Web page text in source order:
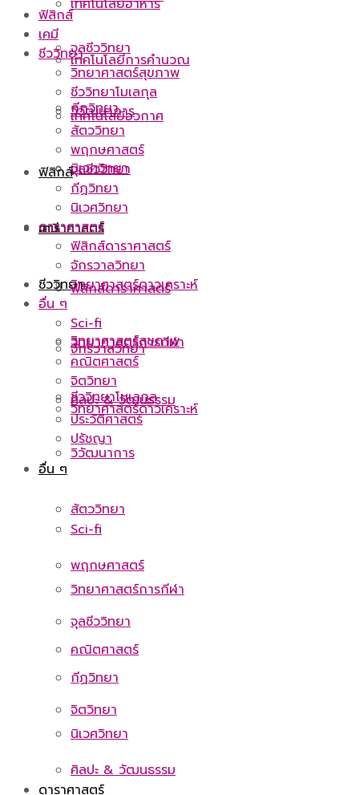
จุลชีววิทยา
กีฏวิทยา
นิเวศวิทยา
ดาราศาสตร์
ฟิสิกส์ดาราศาสตร์
จักรวาลวิทยา
วิทยาศาสตร์ดาวเคราะห์
อื่น ๆ
Sci-fi
วิทยาศาสตร์การกีฬา
คณิตศาสตร์
จิตวิทยา
ศิลปะ & วัฒนธรรม
เทคโนโลยีอาหาร
เทคโนโลยีการคำนวณ
เทคโนโลยีอวกาศ
ฟิสิกส์
เคมี
ชีววิทยา
วิทยาศาสตร์สุขภาพ
ชีววิทยาโมเลกุล
วิวัฒนาการ
สัตววิทยา
พฤกษศาสตร์
จุลชีววิทยา
กีฏวิทยา
นิเวศวิทยา
ดาราศาสตร์
ฟิสิกส์
เคมี
ชีววิทยา
วิทยาศาสตร์สุขภาพ
ชีววิทยาโมเลกุล
วิวัฒนาการ
สัตววิทยา
พฤกษศาสตร์
จุลชีววิทยา
กีฏวิทยา
นิเวศวิทยา
ดาราศาสตร์
ฟิสิกส์ดาราศาสตร์
จักรวาลวิทยา
วิทยาศาสตร์ดาวเคราะห์
อื่น ๆ
Sci-fi
วิทยาศาสตร์การกีฬา
คณิตศาสตร์
จิตวิทยา
ศิลปะ & วัฒนธรรม
ประวัติศาสตร์
ปรัชญา